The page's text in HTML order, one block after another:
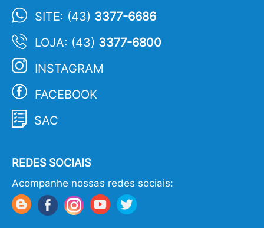
SITE: (43) 3377-6686
LOJA: (43) 3377-6800
INSTAGRAM
FACEBOOK
SAC
REDES SOCIAIS
Acompanhe nossas redes sociais: